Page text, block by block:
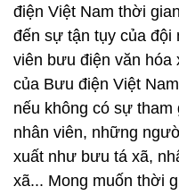
điện Việt Nam thời
đến sự tận tụy của đội
viên bưu điện văn
của Bưu điện Việt
nếu không có sự
nhân viên, những
xuất như bưu tá xã,
xã... Mong muốn thời